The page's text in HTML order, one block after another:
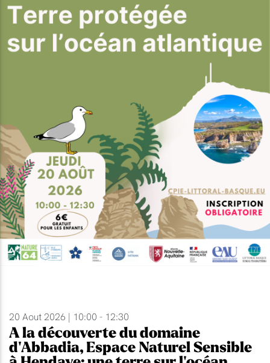
20 Aout 2026 | 10:00 - 12:30
A la découverte du domaine
d'Abbadia, Espace Naturel Sensible